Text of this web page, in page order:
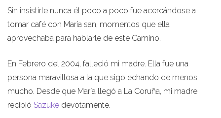
Sin insistirle nunca él poco a poco fue acercándose a
tomar café con María san, momentos que ella
aprovechaba para hablarle de este Camino.
En Febrero del 2004, falleció mi madre. Ella fue una
persona maravillosa a la que sigo echando de menos
mucho. Desde que María llegó a La Coruña, mi madre
recibió Sazuke devotamente.